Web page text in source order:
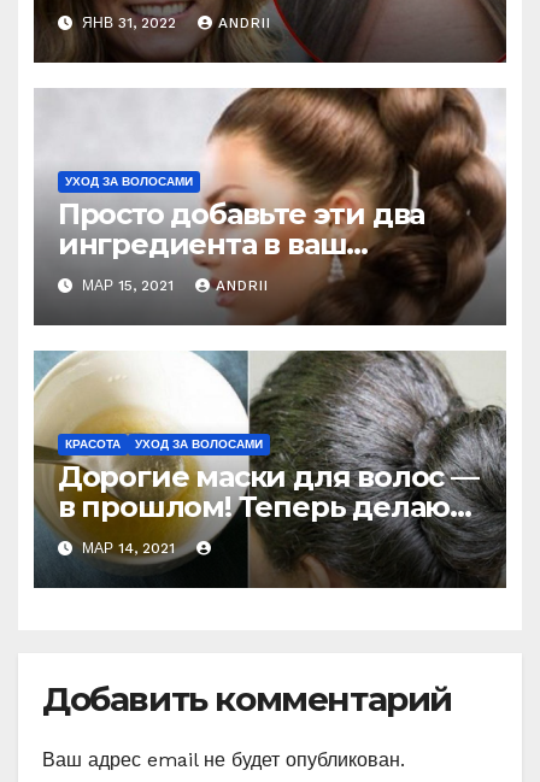
окрашивая при этом
волосы
ЯНВ 31, 2022 ANDRII
УХОД ЗА ВОЛОСАМИ
Просто добавьте эти два
ингредиента в ваш
шампунь и забудьте о
проблеме выпадения
волос!
МАР 15, 2021 ANDRII
КРАСОТА УХОД ЗА ВОЛОСАМИ
Дорогие маски для волос —
в прошлом! Теперь делаю
их сама, спасла волосы и
сэкономила немалую
сумму…
МАР 14, 2021
Добавить комментарий
Ваш адрес email не будет опубликован.